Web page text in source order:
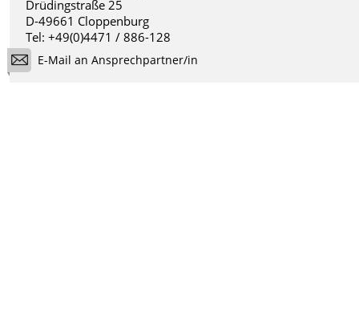
Drüdingstraße 25
D-49661 Cloppenburg
Tel: +49(0)4471 / 886-128
E-Mail an Ansprechpartner/in